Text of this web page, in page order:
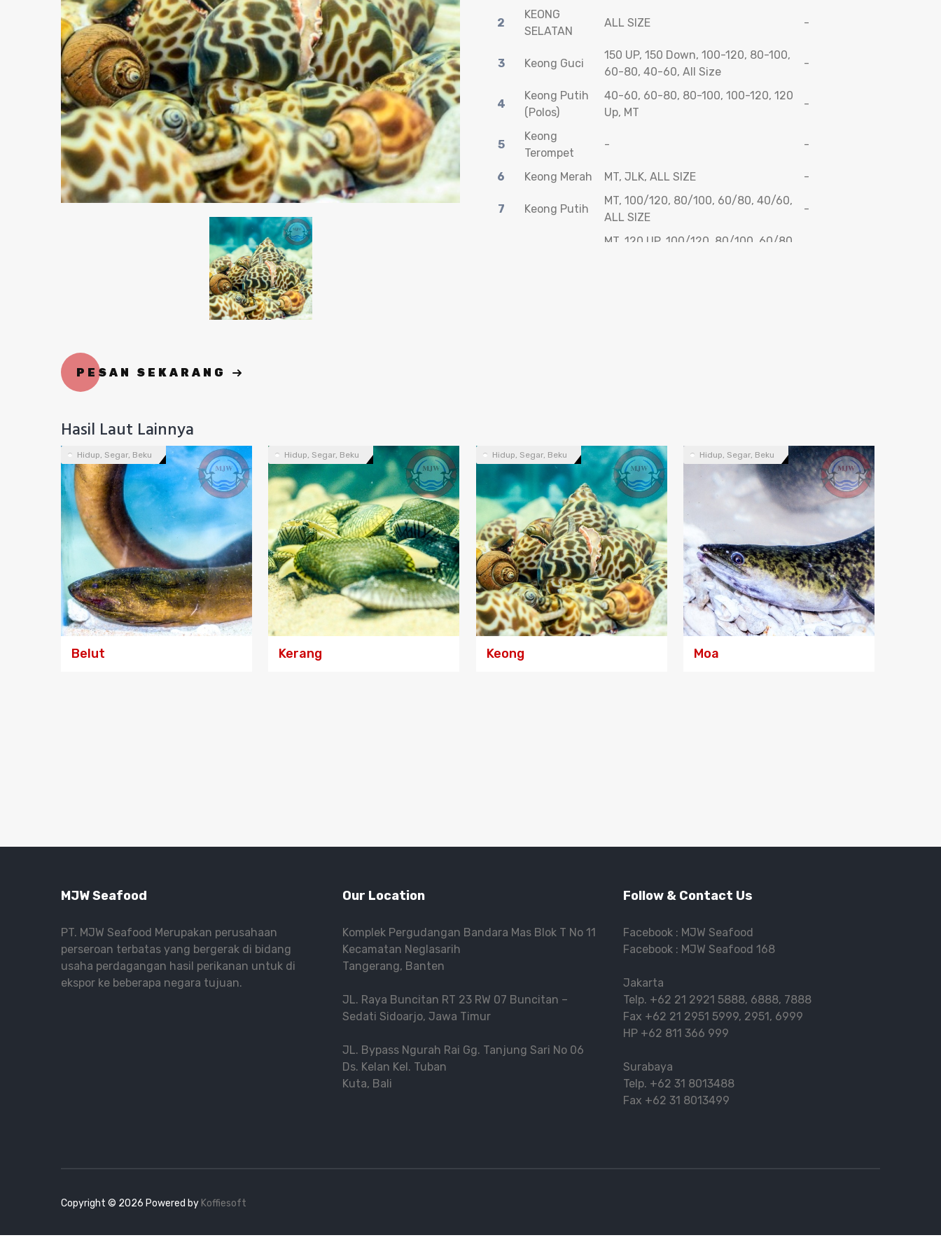
2
KEONG
SELATAN
ALL SIZE -
3 Keong Guci
150 UP, 150 Down, 100-120, 80-100,
60-80, 40-60, All Size
-
4
Keong Putih
(Polos)
40-60, 60-80, 80-100, 100-120, 120
Up, MT
-
5
Keong
Terompet
- -
6 Keong Merah MT, JLK, ALL SIZE -
7 Keong Putih
MT, 100/120, 80/100, 60/80, 40/60,
ALL SIZE
-
MT, 120 UP, 100/120, 80/100, 60/80,
PESAN SEKARANG
Hasil Laut Lainnya
Hidup, Segar, Beku
Belut
Hidup, Segar, Beku
Kerang
Hidup, Segar, Beku
Keong
Hidup, Segar, Beku
Moa
MJW Seafood
PT. MJW Seafood Merupakan perusahaan
perseroan terbatas yang bergerak di bidang
usaha perdagangan hasil perikanan untuk di
ekspor ke beberapa negara tujuan.
Our Location
Komplek Pergudangan Bandara Mas Blok T No 11
Kecamatan Neglasarih
Tangerang, Banten
JL. Raya Buncitan RT 23 RW 07 Buncitan –
Sedati Sidoarjo, Jawa Timur
JL. Bypass Ngurah Rai Gg. Tanjung Sari No 06
Ds. Kelan Kel. Tuban
Kuta, Bali
Follow & Contact Us
Facebook : MJW Seafood
Facebook : MJW Seafood 168
Jakarta
Telp. +62 21 2921 5888, 6888, 7888
Fax +62 21 2951 5999, 2951 , 6999
HP +62 811 366 999
Surabaya
Telp. +62 31 8013488
Fax +62 31 8013499
Copyright © 2026 Powered by Koffiesoft